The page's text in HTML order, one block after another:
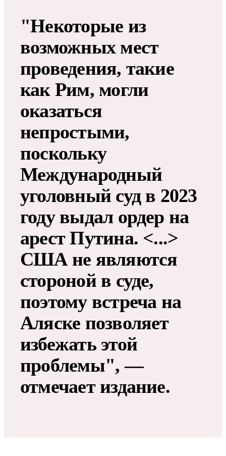
"Некоторые из
возможных мест
проведения, такие
как Рим, могли
оказаться
непростыми,
поскольку
Международный
уголовный суд в 2023
году выдал ордер на
арест Путина. <...>
США не являются
стороной в суде,
поэтому встреча на
Аляске позволяет
избежать этой
проблемы", —
отмечает издание.